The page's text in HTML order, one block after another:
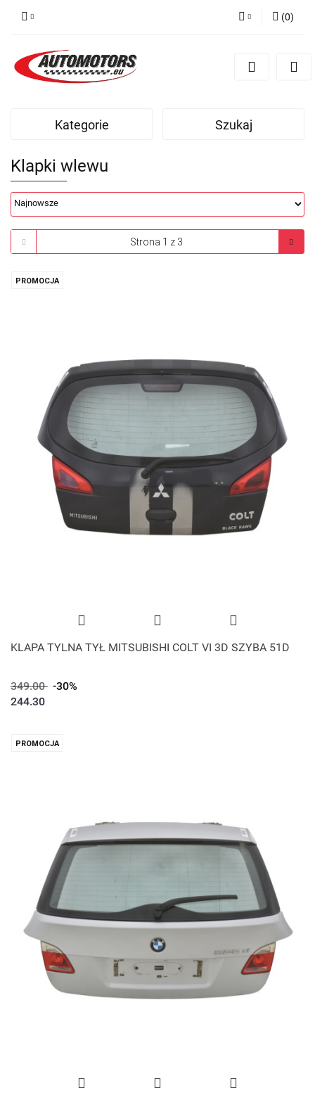
Zarejestruj się
(0)
Kategorie Szukaj
Klapki wlewu
PROMOCJA
KLAPA TYLNA TYŁ MITSUBISHI COLT VI 3D SZYBA 51D
349.00 -30%
244.30
PROMOCJA